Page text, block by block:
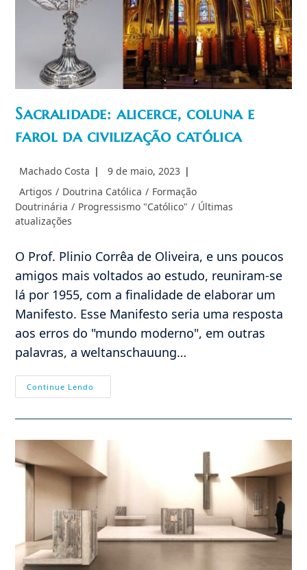
Sacralidade: alicerce, coluna e
farol da civilização católica
Autor
post:
Machado Costa
Post
9 de maio, 2023
Categoria
do
post:
Artigos / Doutrina Católica / Formação
Doutrinária / Progressismo "Católico" / Últimas
atualizações
O Prof. Plinio Corrêa de Oliveira, e uns poucos
amigos mais voltados ao estudo, reuniram-se
lá por 1955, com a finalidade de elaborar um
Manifesto. Esse Manifesto seria uma resposta
aos erros do "mundo moderno", em outras
palavras, a weltanschauung…
Continue Lendo
Alicerce,
Civilização